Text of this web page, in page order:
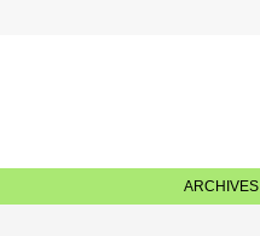
ARCHIVES